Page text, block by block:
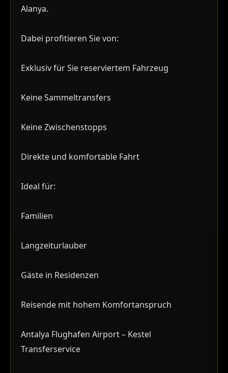
Alanya.
Dabei profitieren Sie von:
Exklusiv für Sie reserviertem Fahrzeug
Keine Sammeltransfers
Keine Zwischenstopps
Direkte und komfortable Fahrt
Ideal für:
Familien
Langzeiturlauber
Gäste in Residenzen
Reisende mit hohem Komfortanspruch
Antalya Flughafen Airport – Kestel
Transferservice